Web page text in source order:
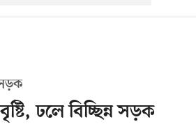
ঢলে বিচ্ছিন্ন সড়ক